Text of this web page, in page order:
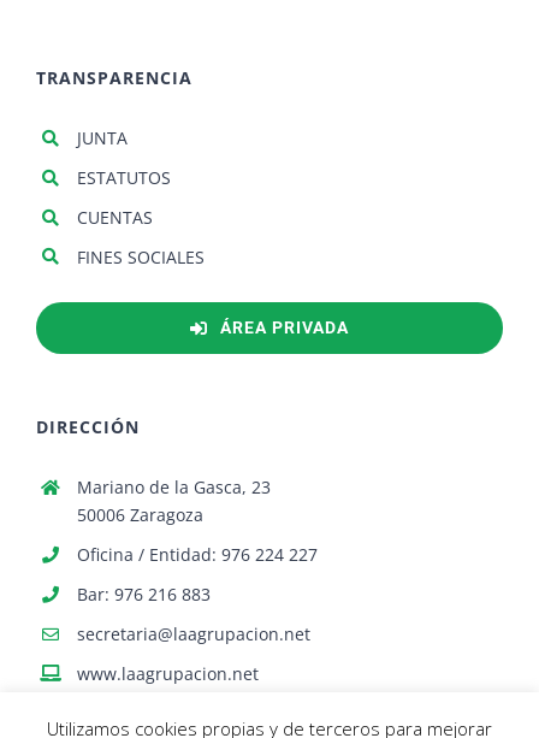
TRANSPARENCIA
JUNTA
ESTATUTOS
CUENTAS
FINES SOCIALES
ÁREA PRIVADA
DIRECCIÓN
Mariano de la Gasca, 23
50006 Zaragoza
Oficina / Entidad: 976 224 227
Bar: 976 216 883
secretaria@laagrupacion.net
www.laagrupacion.net
Utilizamos cookies propias y de terceros para mejorar